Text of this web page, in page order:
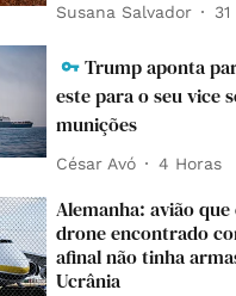
Susana Salvador
Trump aponta
este para o seu vice
munições
César Avó 4 Horas
Alemanha: avião
drone encontrado
afinal não tinha
Ucrânia